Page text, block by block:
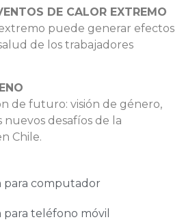
DE CALOR EXTREMO
puede generar efectos
de los trabajadores
de futuro: visión de género,
nuevos desafíos de la
Chile.
para computador
para teléfono móvil